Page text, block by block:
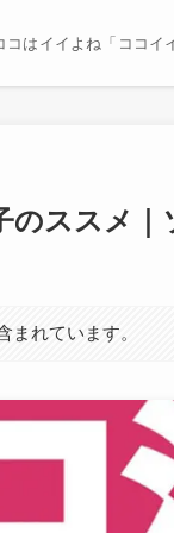
はイイよね「ココイ
のススメ
まれています。